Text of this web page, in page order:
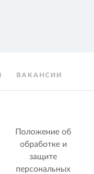
ВАКАНСИИ
Положение об
обработке и
защите
персональных